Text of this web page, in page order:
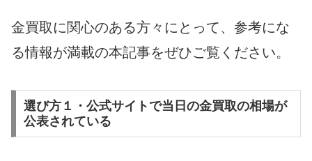
金買取に関心のある方々にとって、参考にな
る情報が満載の本記事をぜひご覧ください。
選び方１・公式サイトで当日の金買取の相場が
公表されている